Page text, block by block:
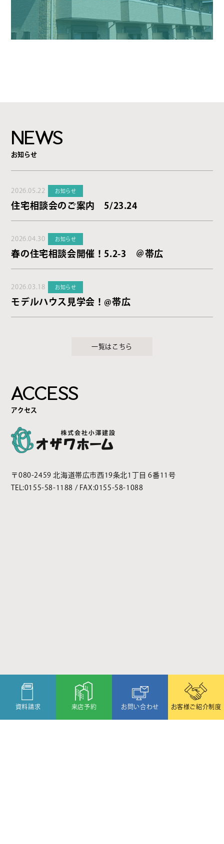
資料請求 来店予約 お問い合わせ お客様ご紹介制度
NEWS
お知らせ
2026.05.22 お知らせ
住宅相談会のご案内 5/23.24
2026.04.30 お知らせ
春の住宅相談会開催！5.2-3 ＠帯広
2026.03.18 お知らせ
モデルハウス見学会！@帯広
一覧はこちら
ACCESS
アクセス
〒080-2459 北海道帯広市西19条北1丁目 6番11号
TEL:0155-58-1188 / FAX:0155-58-1088